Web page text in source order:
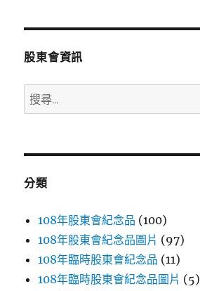
章:
股東會資訊
搜
尋
鍵
分類
108年股東會紀念品 (100)
108年股東會紀念品圖片 (97)
108年臨時股東會紀念品 (11)
108年臨時股東會紀念品圖片 (5)